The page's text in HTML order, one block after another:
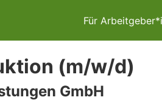
Für
(m/w/d)
GmbH